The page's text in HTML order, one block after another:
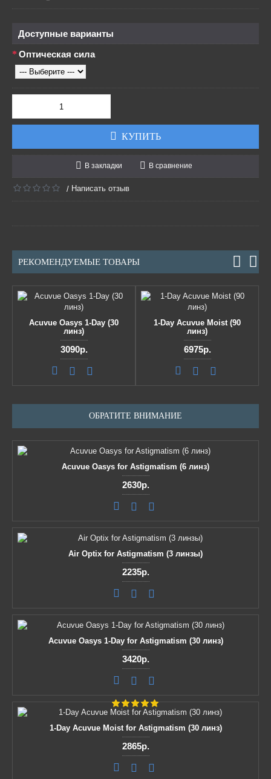
Доступные варианты
Оптическая сила
КУПИТЬ
В закладки В сравнение
/ Написать отзыв
РЕКОМЕНДУЕМЫЕ ТОВАРЫ
Acuvue Oasys 1-Day (30
линз)
3090р.
1-Day Acuvue Moist (90
линз)
6975р.
ОБРАТИТЕ ВНИМАНИЕ
Acuvue Oasys for Astigmatism (6 линз)
2630р.
Air Optix for Astigmatism (3 линзы)
2235р.
Acuvue Oasys 1-Day for Astigmatism (30 линз)
3420р.
1-Day Acuvue Moist for Astigmatism (30 линз)
2865р.